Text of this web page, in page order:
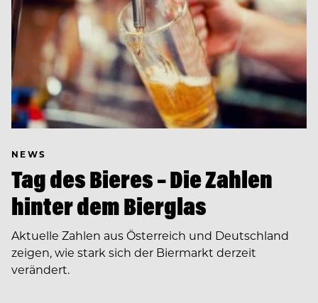
NEWS
Tag des Bieres – Die Zahlen
hinter dem Bierglas
Aktuelle Zahlen aus Österreich und Deutschland
zeigen, wie stark sich der Biermarkt derzeit
verändert.